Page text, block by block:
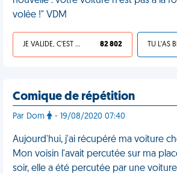
volée !" VDM
JE VALIDE, C'EST UNE VDM 82 802
Comique de répétition
Par Dom - 19/08/2020 07:40
Aujourd'hui, j'ai récupéré ma voiture
Mon voisin l'avait percutée sur ma
soir, elle a été percutée par une